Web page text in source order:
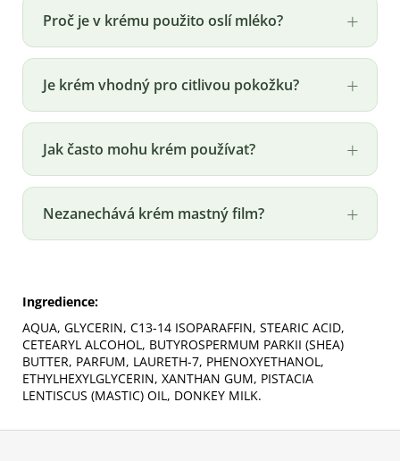
Proč je v krému použito oslí mléko?
Je krém vhodný pro citlivou pokožku?
Jak často mohu krém používat?
Nezanechává krém mastný film?
Ingredience:
AQUA, GLYCERIN, C13-14 ISOPARAFFIN, STEARIC ACID,
CETEARYL ALCOHOL, BUTYROSPERMUM PARKII (SHEA)
BUTTER, PARFUM, LAURETH-7, PHENOXYETHANOL,
ETHYLHEXYLGLYCERIN, XANTHAN GUM, PISTACIA
LENTISCUS (MASTIC) OIL, DONKEY MILK.
Z